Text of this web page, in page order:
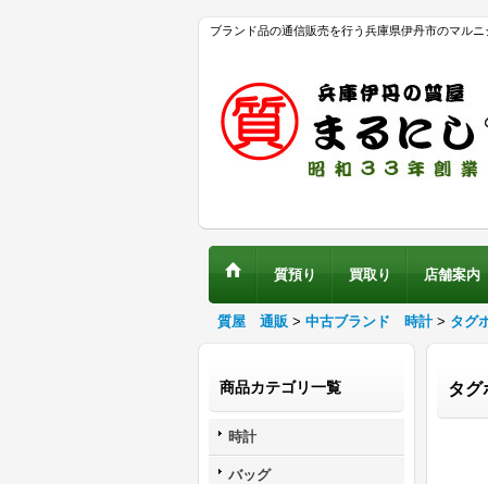
ブランド品の通信販売を行う兵庫県伊丹市のマル
質預り 買取り 店舗案内
質屋 通販 > 中古ブランド 時計 > タグ
商品カテゴリ一覧
時計
バッグ
タ